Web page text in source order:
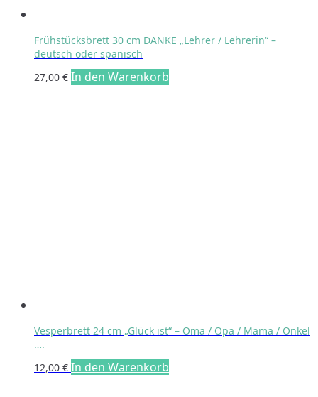
Frühstücksbrett 30 cm DANKE „Lehrer / Lehrerin“ –
deutsch oder spanisch
27,00 € In den Warenkorb
Vesperbrett 24 cm „Glück ist“ – Oma / Opa / Mama / Onkel
….
12,00 € In den Warenkorb